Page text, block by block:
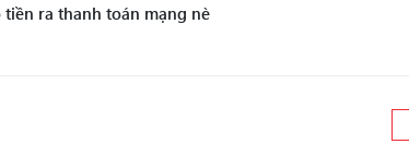
ra thanh toán mạng nè